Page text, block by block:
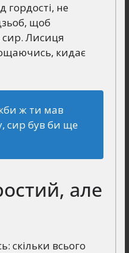
гордості, не
щоб
сир. Лисиця
кидає
ж ти мав
сир був би ще
але
скільки всього